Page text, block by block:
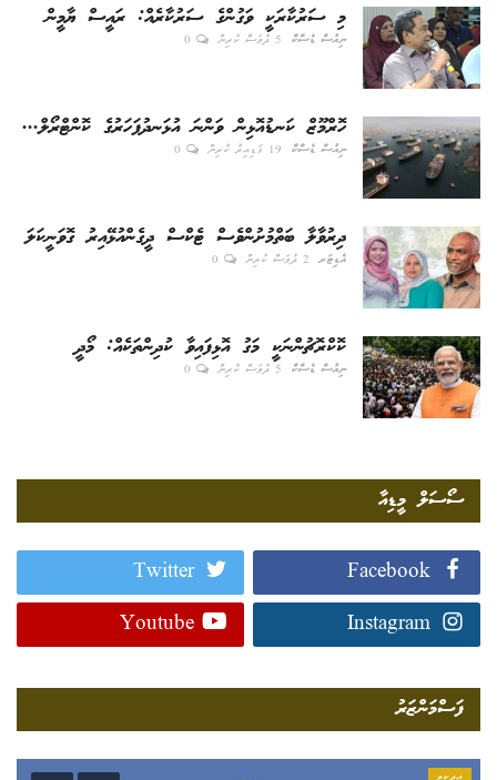
މި ސަރުކާރަކީ ވަގުންގެ ސަރުކާރެއް: ރައީސް ޔާމީން
ނިއުސް ޑެސްކް 5 ދުވަސް ކުރިން 0
ހޮރްމޫޒް ކަނޑުއޮޅިން ވަންނަ އުޅަނދުފަހަރުގެ ކޮންޓްރޯލް...
ނިއުސް ޑެސްކް 19 ގަޑިއިރު ކުރިން 0
ދިރުވާލާ ބަތްމުށުންވެސް ޓެކްސް ދީގެންއުޅޭއިރު ގޮވަނީކަލަ
އެޑިޓަރ 2 ދުވަސް ކުރިން 0
ކޮކްރޮޗުންނަކީ މަގު އޮޅިފައިވާ ކުދިންތަކެއް: މޯދީ
ނިއުސް ޑެސްކް 5 ދުވަސް ކުރިން 0
ސޯސަލް މީޑިއާ
Facebook
Twitter
Instagram
Youtube
ފަސްމަންޒަރު